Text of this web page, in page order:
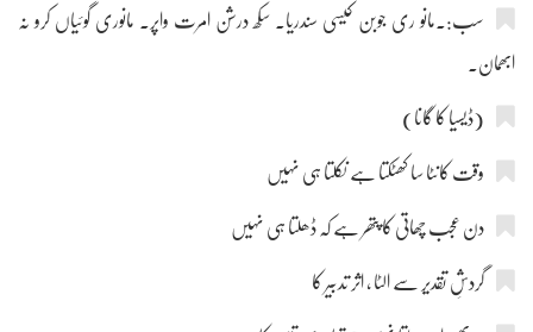
سب:۔مانو ری جوبن کیسی سندریا۔ سکھ درشن امرت واپر۔ مانوری گوئیاں کرو نہ
ابھمان۔
(ڈیسیا کا گانا)
وقت کانٹا سا کھٹکتا ہے نکلتا ہی نہیں
دن عجب چھاتی کا پتھر ہے کہ ڈھلتا ہی نہیں
گردشِ تقدیر سے الٹا ، اثر تدبیر کا